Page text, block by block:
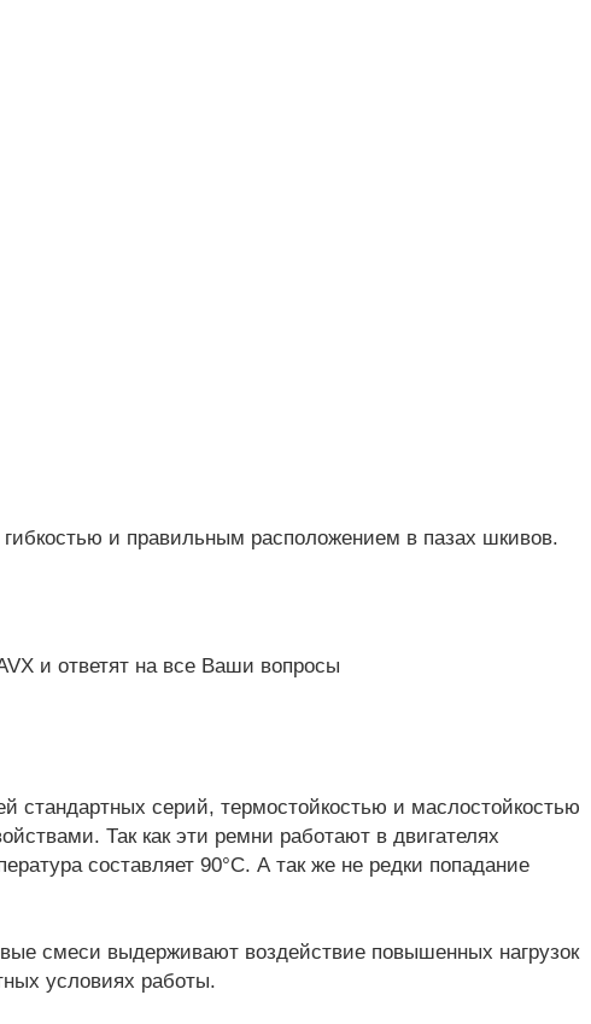
и правильным расположением в пазах шкивов.
и ответят на все Ваши вопросы
стандартных серий, термостойкостью и маслостойкостью
Так как эти ремни работают в двигателях
составляет 90°С. А так же не редки попадание
смеси выдерживают воздействие повышенных нагрузок
условиях работы.